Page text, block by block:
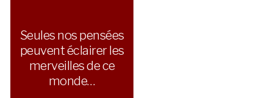
Seules nos pensées
peuvent éclairer les
merveilles de ce
monde…